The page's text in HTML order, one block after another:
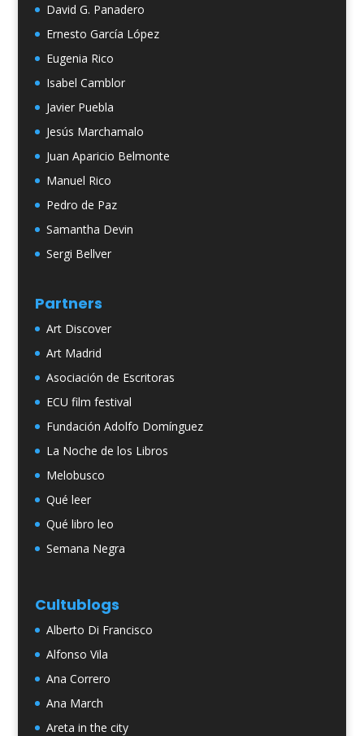
David G. Panadero
Ernesto García López
Eugenia Rico
Isabel Camblor
Javier Puebla
Jesús Marchamalo
Juan Aparicio Belmonte
Manuel Rico
Pedro de Paz
Samantha Devin
Sergi Bellver
Partners
Art Discover
Art Madrid
Asociación de Escritoras
ECU film festival
Fundación Adolfo Domínguez
La Noche de los Libros
Melobusco
Qué leer
Qué libro leo
Semana Negra
Cultublogs
Alberto Di Francisco
Alfonso Vila
Ana Correro
Ana March
Areta in the city